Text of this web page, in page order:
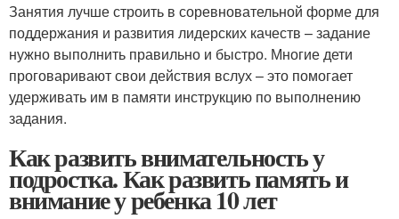
Занятия лучше строить в соревновательной форме для
поддержания и развития лидерских качеств – задание
нужно выполнить правильно и быстро. Многие дети
проговаривают свои действия вслух – это помогает
удерживать им в памяти инструкцию по выполнению
задания.
Как развить внимательность у
подростка. Как развить память и
внимание у ребенка 10 лет